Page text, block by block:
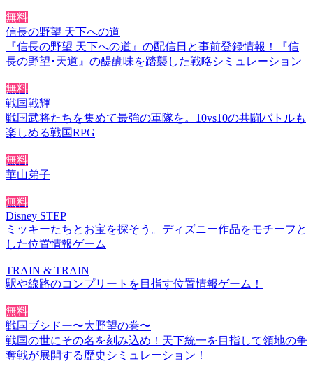
無料
信長の野望 天下への道
『信長の野望 天下への道』の配信日と事前登録情報！『信
長の野望･天道』の醍醐味を踏襲した戦略シミュレーション
無料
戦国戦輝
戦国武将たちを集めて最強の軍隊を。10vs10の共闘バトルも
楽しめる戦国RPG
無料
華山弟子
無料
Disney STEP
ミッキーたちとお宝を探そう。ディズニー作品をモチーフと
した位置情報ゲーム
TRAIN & TRAIN
駅や線路のコンプリートを目指す位置情報ゲーム！
無料
戦国ブシドー〜大野望の巻〜
戦国の世にその名を刻み込め！天下統一を目指して領地の争
奪戦が展開する歴史シミュレーション！